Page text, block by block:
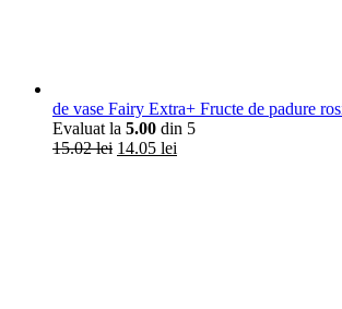
de vase Fairy Extra+ Fructe de padure
Evaluat la 5.00 din 5
15.02lei 14.05 lei